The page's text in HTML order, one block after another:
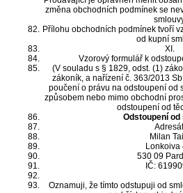
změna obchodních podmínek se
Přílohu obchodních podmínek tvoří
od kupní
XI.
Vzorový formulář k
(V souladu s § 1829, odst. (1)
zákoník, a nařízení č. 363/2013
poučení o právu na odstoupení od
způsobem nebo mimo obchodní
odstoupení od
Odstoupení
Milan
Lonkoiva
530 09
IČ:
Oznamuji, že tímto odstupuji od